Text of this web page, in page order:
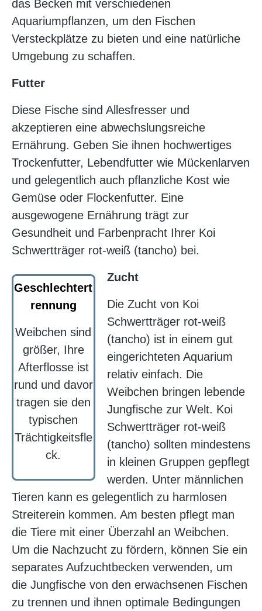
das Becken mit verschiedenen
Aquariumpflanzen, um den Fischen
Versteckplätze zu bieten und eine natürliche
Umgebung zu schaffen.
Futter
Diese Fische sind Allesfresser und
akzeptieren eine abwechslungsreiche
Ernährung. Geben Sie ihnen hochwertiges
Trockenfutter, Lebendfutter wie Mückenlarven
und gelegentlich auch pflanzliche Kost wie
Gemüse oder Flockenfutter. Eine
ausgewogene Ernährung trägt zur
Gesundheit und Farbenpracht Ihrer Koi
Schwertträger rot-weiß (tancho) bei.
Geschlechtert
rennung
Weibchen sind
größer, Ihre
Afterflosse ist
rund und davor
tragen sie den
typischen
Trächtigkeitsfle
ck.
Zucht
Die Zucht von Koi
Schwertträger rot-weiß
(tancho) ist in einem gut
eingerichteten Aquarium
relativ einfach. Die
Weibchen bringen lebende
Jungfische zur Welt. Koi
Schwertträger rot-weiß
(tancho) sollten mindestens
in kleinen Gruppen gepflegt
werden. Unter männlichen
Tieren kann es gelegentlich zu harmlosen
Streiterein kommen. Am besten pflegt man
die Tiere mit einer Überzahl an Weibchen.
Um die Nachzucht zu fördern, können Sie ein
separates Aufzuchtbecken verwenden, um
die Jungfische von den erwachsenen Fischen
zu trennen und ihnen optimale Bedingungen